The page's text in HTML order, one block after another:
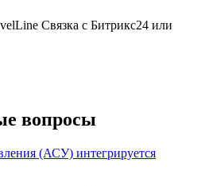
Связка с Битрикс24 или
вопросы
(АСУ) интегрируется